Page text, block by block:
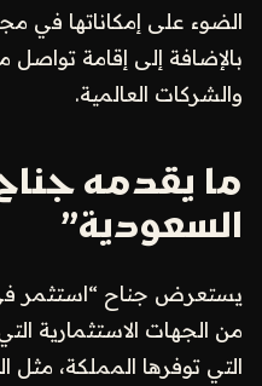
الضوء على إمكاناتها في
بالإضافة إلى إقامة
والشركات العالمية.
ما يقدمه
السعودية”
يستعرض جناح “استثمر
من الجهات الاستثمارية
التي توفرها المملكة، مثل